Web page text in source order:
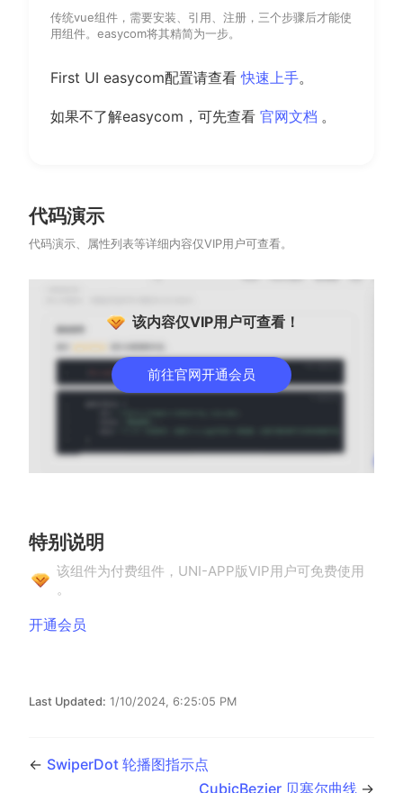
传统vue组件，需要安装、引用、注册，三个步骤后才能使
用组件。easycom将其精简为一步。
First UI easycom配置请查看快速上手。
如果不了解easycom，可先查看 官网文档 。
代码演示
代码演示、属性列表等详细内容仅VIP用户可查看。
该内容仅VIP用户可查看！
前往官网开通会员
特别说明
该组件为付费组件，UNI-APP版VIP用户可免费使用
。
开通会员
Last Updated: 1/10/2024, 6:25:05 PM
← SwiperDot 轮播图指示点
CubicBezier 贝塞尔曲线 →